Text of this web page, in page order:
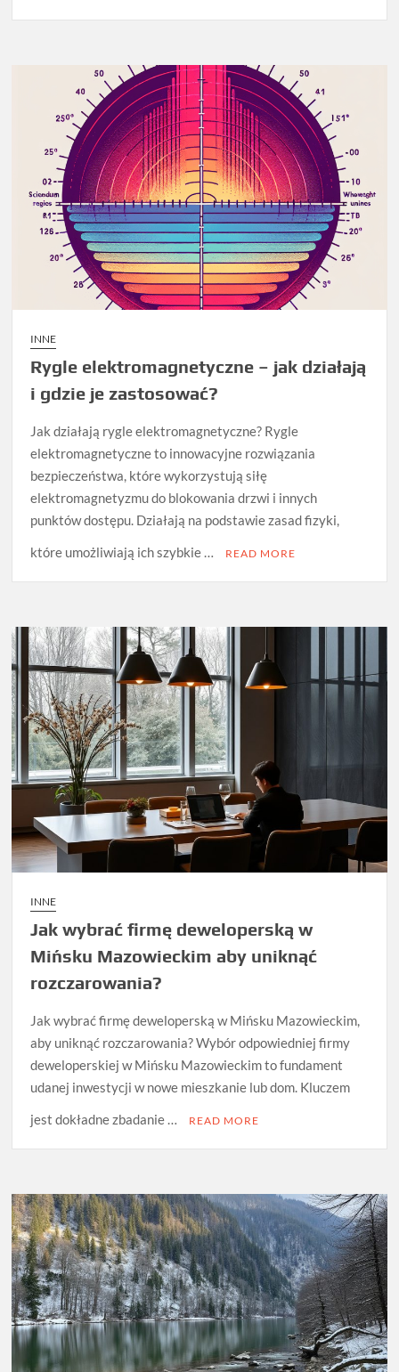
INNE
Rygle elektromagnetyczne – jak działają
i gdzie je zastosować?
Jak działają rygle elektromagnetyczne? Rygle
elektromagnetyczne to innowacyjne rozwiązania
bezpieczeństwa, które wykorzystują siłę
elektromagnetyzmu do blokowania drzwi i innych
punktów dostępu. Działają na podstawie zasad fizyki,
które umożliwiają ich szybkie …
READ MORE
INNE
Jak wybrać firmę deweloperską w
Mińsku Mazowieckim aby uniknąć
rozczarowania?
Jak wybrać firmę deweloperską w Mińsku Mazowieckim,
aby uniknąć rozczarowania? Wybór odpowiedniej firmy
deweloperskiej w Mińsku Mazowieckim to fundament
udanej inwestycji w nowe mieszkanie lub dom. Kluczem
jest dokładne zbadanie …
READ MORE